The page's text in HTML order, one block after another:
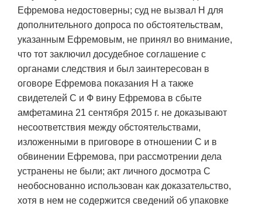
Ефремова недостоверны; суд не вызвал Н для
дополнительного допроса по обстоятельствам,
указанным Ефремовым, не принял во внимание,
что тот заключил досудебное соглашение с
органами следствия и был заинтересован в
оговоре Ефремова показания Н а также
свидетелей С и Ф вину Ефремова в сбыте
амфетамина 21 сентября 2015 г. не доказывают
несоответствия между обстоятельствами,
изложенными в приговоре в отношении С и в
обвинении Ефремова, при рассмотрении дела
устранены не были; акт личного досмотра С
необоснованно использован как доказательство,
хотя в нем не содержится сведений об упаковке